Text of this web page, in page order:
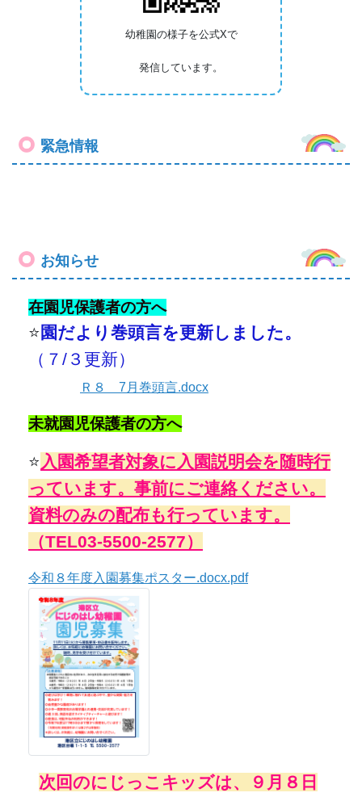
幼稚園の様子を公式Xで
発信しています。
緊急情報
お知らせ
在園児保護者の方へ
⭐園だより 巻頭言を更新しました。
（７/３ 更新）
Ｒ８ 7月巻頭言.docx
未就園児保護者の方へ
⭐入園希望者対象に入園説明会を随時行
っています。 事前にご連絡ください。
資料のみの配布も行っています。
（TEL03-5500-2577）
令和８年度入園募集ポスター.docx.pdf
次回のにじっこキッズは、９ 月８ 日